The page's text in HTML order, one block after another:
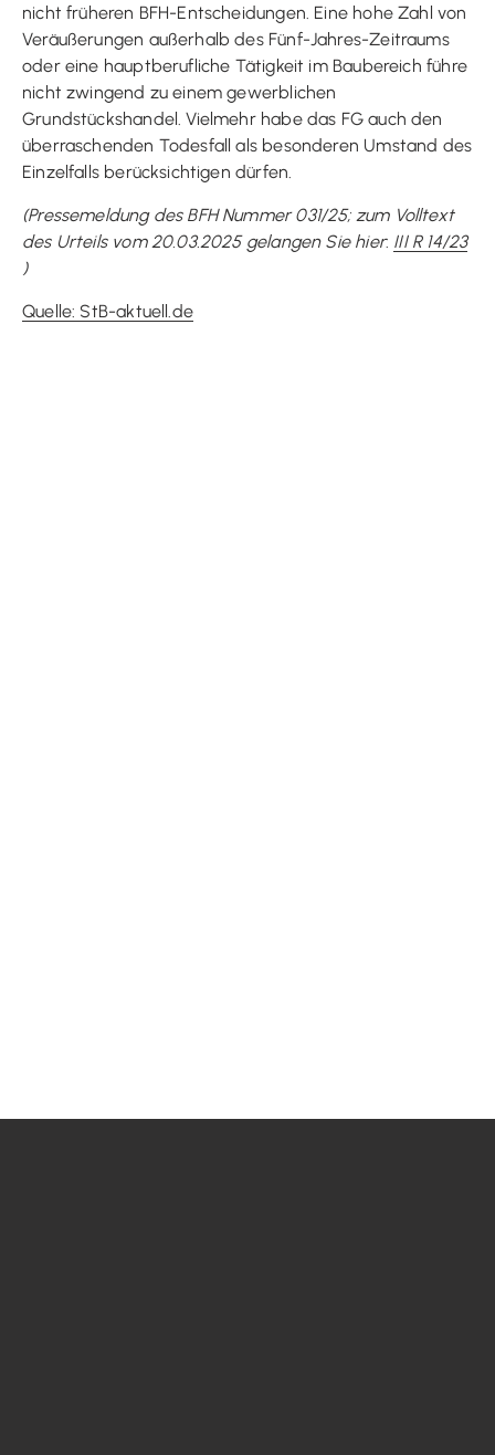
nicht früheren BFH-Entscheidungen. Eine hohe Zahl von
Veräußerungen außerhalb des Fünf-Jahres-Zeitraums
oder eine hauptberufliche Tätigkeit im Baubereich führe
nicht zwingend zu einem gewerblichen
Grundstückshandel. Vielmehr habe das FG auch den
überraschenden Todesfall als besonderen Umstand des
Einzelfalls berücksichtigen dürfen.
(Pressemeldung des BFH Nummer 031/25; zum Volltext
des Urteils vom 20.03.2025 gelangen Sie hier: III R 14/23
)
Quelle: StB-aktuell.de